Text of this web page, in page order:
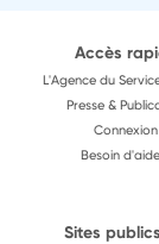
Accès
L'Agence du
Presse &
Connexion
Besoin
Sites publics